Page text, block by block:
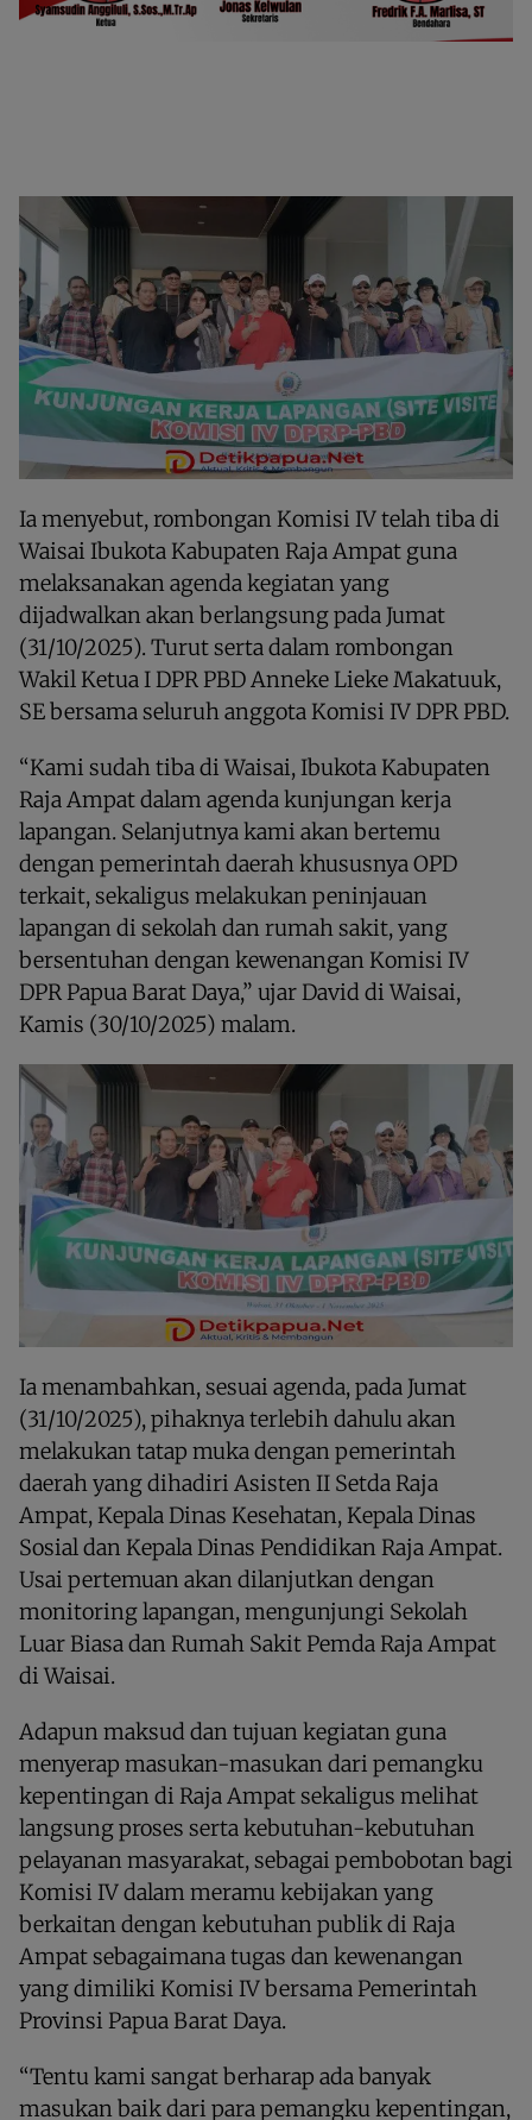
Ia menyebut, rombongan Komisi IV telah tiba di
Waisai Ibukota Kabupaten Raja Ampat guna
melaksanakan agenda kegiatan yang
dijadwalkan akan berlangsung pada Jumat
(31/10/2025). Turut serta dalam rombongan
Wakil Ketua I DPR PBD Anneke Lieke Makatuuk,
SE bersama seluruh anggota Komisi IV DPR PBD.
“Kami sudah tiba di Waisai, Ibukota Kabupaten
Raja Ampat dalam agenda kunjungan kerja
lapangan. Selanjutnya kami akan bertemu
dengan pemerintah daerah khususnya OPD
terkait, sekaligus melakukan peninjauan
lapangan di sekolah dan rumah sakit, yang
bersentuhan dengan kewenangan Komisi IV
DPR Papua Barat Daya,” ujar David di Waisai,
Kamis (30/10/2025) malam.
Ia menambahkan, sesuai agenda, pada Jumat
(31/10/2025), pihaknya terlebih dahulu akan
melakukan tatap muka dengan pemerintah
daerah yang dihadiri Asisten II Setda Raja
Ampat, Kepala Dinas Kesehatan, Kepala Dinas
Sosial dan Kepala Dinas Pendidikan Raja Ampat.
Usai pertemuan akan dilanjutkan dengan
monitoring lapangan, mengunjungi Sekolah
Luar Biasa dan Rumah Sakit Pemda Raja Ampat
di Waisai.
Adapun maksud dan tujuan kegiatan guna
menyerap masukan-masukan dari pemangku
kepentingan di Raja Ampat sekaligus melihat
langsung proses serta kebutuhan-kebutuhan
pelayanan masyarakat, sebagai pembobotan bagi
Komisi IV dalam meramu kebijakan yang
berkaitan dengan kebutuhan publik di Raja
Ampat sebagaimana tugas dan kewenangan
yang dimiliki Komisi IV bersama Pemerintah
Provinsi Papua Barat Daya.
“Tentu kami sangat berharap ada banyak
masukan baik dari para pemangku kepentingan,